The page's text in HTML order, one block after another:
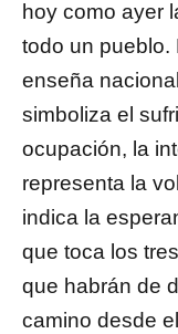
hoy como ayer
todo un pueblo.
enseña
simboliza el
ocupación, la
representa la
indica la
que toca los
que habrán de
camino desde